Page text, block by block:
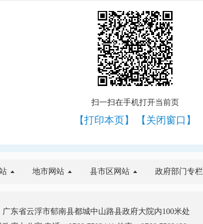
扫一扫在手机打开当前页
【打印本页】 【关闭窗口】
地市网站 县市区网站 政府部门专栏
广东省云浮市郁南县都城中山路县政府大院内100米处